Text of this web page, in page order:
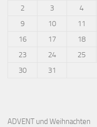
2
3 4
9
10 11
16
17 18
23
24 25
30
31
ADVENT und Weihnachten